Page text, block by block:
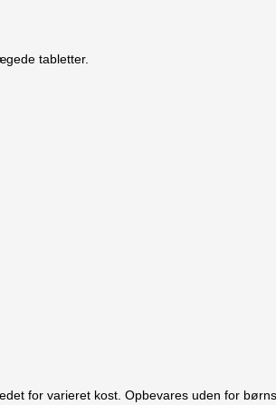
tabletter.
for varieret kost. Opbevares uden for